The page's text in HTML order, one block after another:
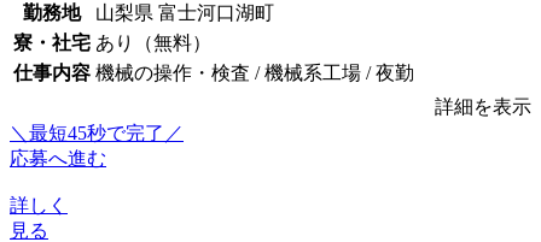
勤務地
山梨県 富士河口湖町
寮・社宅 あり（無料）
仕事内容 機械の操作・検査 / 機械系工場 / 夜勤
詳細を表示
＼最短45秒で完了／
応募へ進む
詳しく
見る